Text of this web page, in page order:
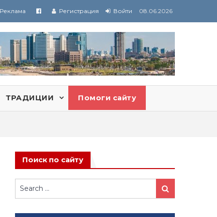
Реклама Регистрация Войти 08.06.2026
ТРАДИЦИИ Помоги сайту
Поиск по сайту
Search
for:
Search